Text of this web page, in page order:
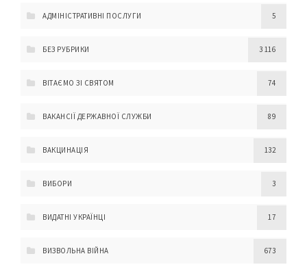
АДМІНІСТРАТИВНІ ПОСЛУГИ 5
БЕЗ РУБРИКИ 3 116
ВІТАЄМО ЗІ СВЯТОМ 74
ВАКАНСІЇ ДЕРЖАВНОЇ СЛУЖБИ 89
ВАКЦИНАЦІЯ 132
ВИБОРИ 3
ВИДАТНІ УКРАЇНЦІ 17
ВИЗВОЛЬНА ВІЙНА 673